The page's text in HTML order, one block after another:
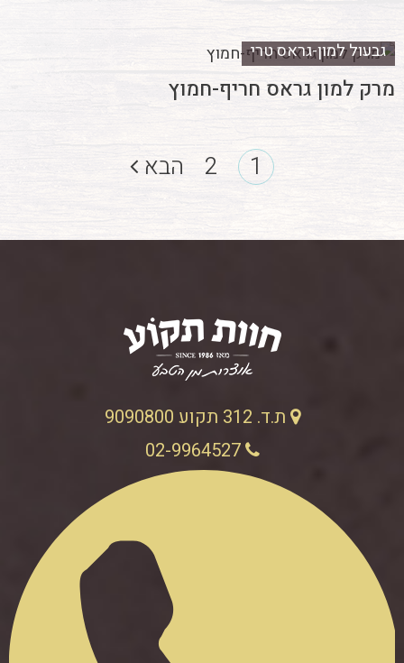
גבעול למון-גראס טרי
מרק למון גראס חריף-חמוץ
1
2 הבא
ת.ד. 312 תקוע 9090800
02-9964527